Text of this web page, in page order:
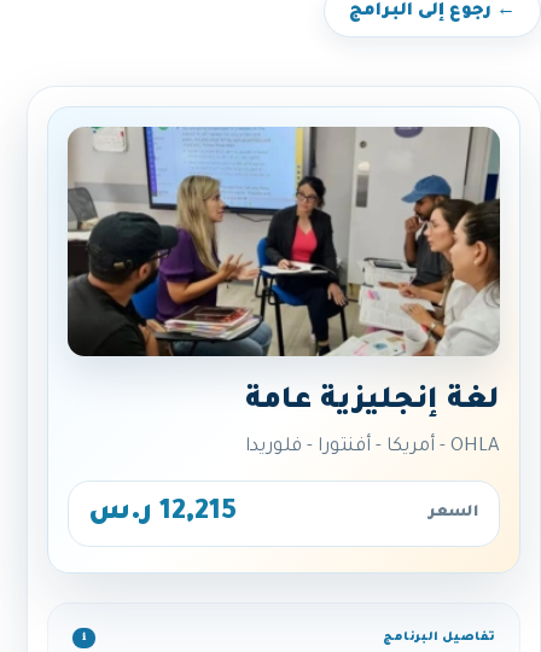
← رجوع إلى البرامج
لغة إنجليزية عامة
OHLA - أمريكا - أفنتورا - فلوريدا
السعر 12,215 ر.س
تفاصيل البرنامج ℹ️